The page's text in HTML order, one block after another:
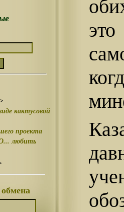
кактусовой
проекта
любить